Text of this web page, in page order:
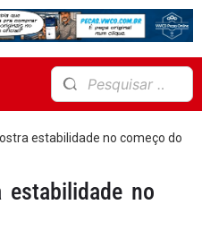
estabilidade no começo do
estabilidade no